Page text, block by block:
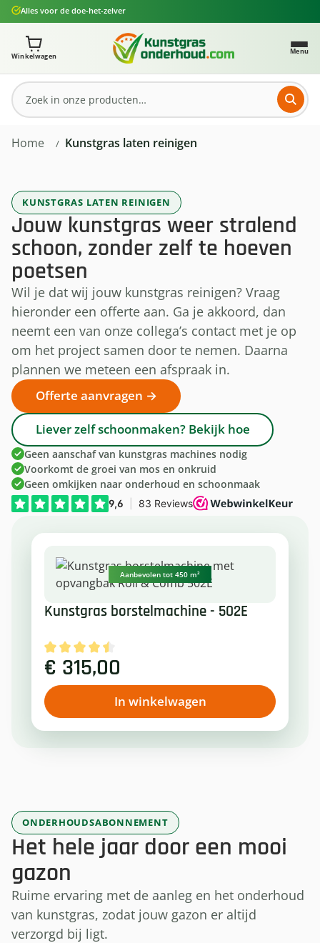
Ga naar de hoofdinhoud
Alles voor de doe-het-zelver
Je winkelwagen bevat 0 artikelen. Totaalbedrag: €
Winkelwagen
Menu
Home Kunstgras laten reinigen
KUNSTGRAS LATEN REINIGEN
Jouw kunstgras weer stralend
schoon, zonder zelf te hoeven
poetsen
Wil je dat wij jouw kunstgras reinigen? Vraag
hieronder een offerte aan. Ga je akkoord, dan
neemt een van onze collega’s contact met je op
om het project samen door te nemen. Daarna
plannen we meteen een afspraak in.
Offerte aanvragen →
Liever zelf schoonmaken? Bekijk hoe
Geen aanschaf van kunstgras machines nodig
Voorkomt de groei van mos en onkruid
Geen omkijken naar onderhoud en schoonmaak
Aanbevolen tot 450 m²
Gemiddelde waardering van 4.58 van 5 sterren
Kunstgras borstelmachine - 502E
Normale prijs:
€ 315,00
In winkelwagen
ONDERHOUDSABONNEMENT
Het hele jaar door een mooi
gazon
Ruime ervaring met de aanleg en het onderhoud
van kunstgras, zodat jouw gazon er altijd
verzorgd bij ligt.